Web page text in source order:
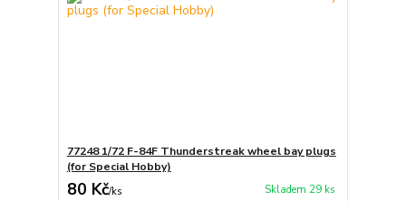
77248 1/72 F-84F Thunderstreak wheel bay plugs
(for Special Hobby)
80 Kč/ks Skladem 29 ks